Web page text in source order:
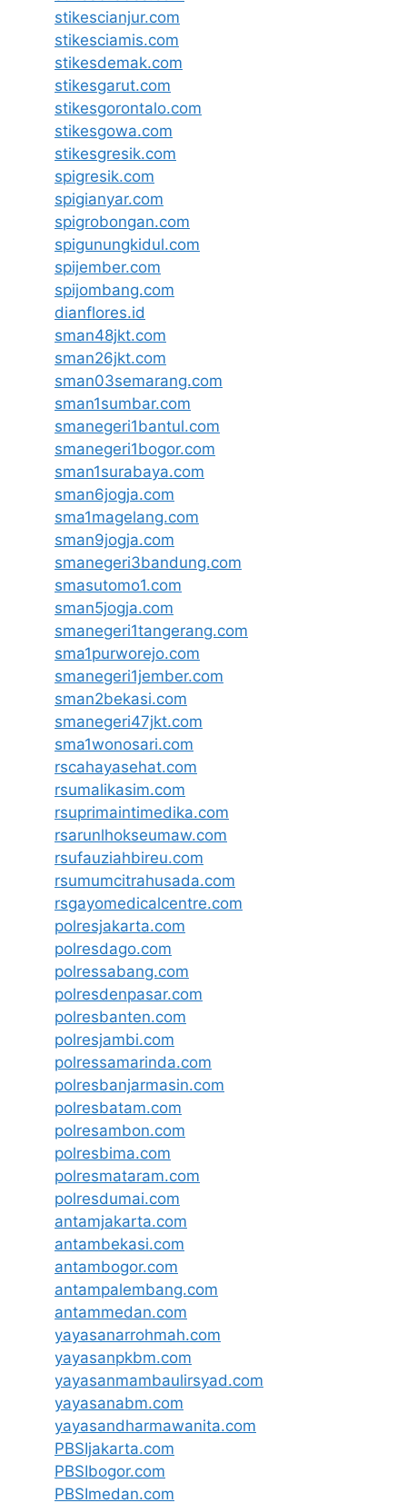
stikescianjur.com
stikesciamis.com
stikesdemak.com
stikesgarut.com
stikesgorontalo.com
stikesgowa.com
stikesgresik.com
spigresik.com
spigianyar.com
spigrobongan.com
spigunungkidul.com
spijember.com
spijombang.com
dianflores.id
sman48jkt.com
sman26jkt.com
sman03semarang.com
sman1sumbar.com
smanegeri1bantul.com
smanegeri1bogor.com
sman1surabaya.com
sman6jogja.com
sma1magelang.com
sman9jogja.com
smanegeri3bandung.com
smasutomo1.com
sman5jogja.com
smanegeri1tangerang.com
sma1purworejo.com
smanegeri1jember.com
sman2bekasi.com
smanegeri47jkt.com
sma1wonosari.com
rscahayasehat.com
rsumalikasim.com
rsuprimaintimedika.com
rsarunlhokseumaw.com
rsufauziahbireu.com
rsumumcitrahusada.com
rsgayomedicalcentre.com
polresjakarta.com
polresdago.com
polressabang.com
polresdenpasar.com
polresbanten.com
polresjambi.com
polressamarinda.com
polresbanjarmasin.com
polresbatam.com
polresambon.com
polresbima.com
polresmataram.com
polresdumai.com
antamjakarta.com
antambekasi.com
antambogor.com
antampalembang.com
antammedan.com
yayasanarrohmah.com
yayasanpkbm.com
yayasanmambaulirsyad.com
yayasanabm.com
yayasandharmawanita.com
PBSIjakarta.com
PBSIbogor.com
PBSImedan.com